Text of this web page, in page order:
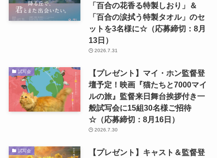
「百合の花香る特製しおり」＆
「百合の涙拭う特製タオル」のセ
ットを3名様に☆（応募締切：8月
13日）
2026.7.31
試写会
【プレゼント】マイ・ホン監督登
壇予定！映画『猫たちと7000マイ
ルの旅』監督来日舞台挨拶付き一
般試写会に15組30名様ご招待
☆（応募締切：8月16日）
2026.7.30
試写会
【プレゼント】キャスト＆監督登